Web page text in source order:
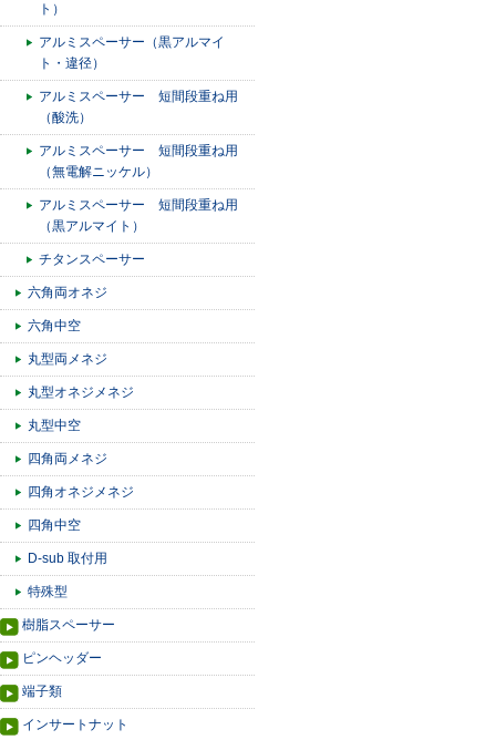
ト）
アルミスペーサー（黒アルマイ
ト・違径）
アルミスペーサー 短間段重ね用
（酸洗）
アルミスペーサー 短間段重ね用
（無電解ニッケル）
アルミスペーサー 短間段重ね用
（黒アルマイト）
チタンスペーサー
六角両オネジ
六角中空
丸型両メネジ
丸型オネジメネジ
丸型中空
四角両メネジ
四角オネジメネジ
四角中空
D-sub 取付用
特殊型
樹脂スペーサー
ピンヘッダー
端子類
インサートナット